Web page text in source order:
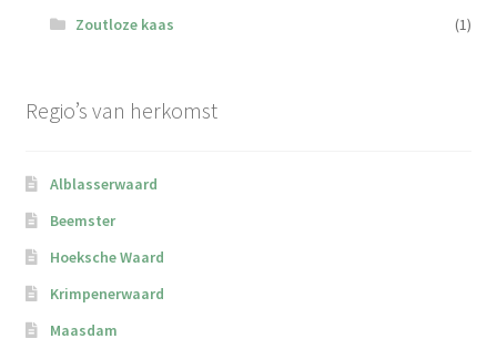
Zoutloze kaas
(1)
Regio’s van herkomst
Alblasserwaard
Beemster
Hoeksche Waard
Krimpenerwaard
Maasdam